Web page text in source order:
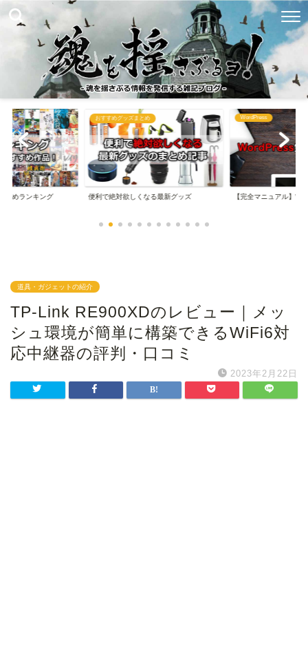
る最新グッズ
WordPress
【完全マニュアル】WordPressの始め方
ブログ関連まとめ
【完全マニュアル】は
道具・ガジェットの紹介
TP-Link RE900XDのレビュー｜メッ
シュ環境が簡単に構築できるWiFi6対
応中継器の評判・口コミ
2023年2月22日